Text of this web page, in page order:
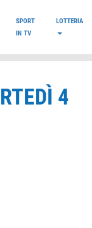
SPORT
IN TV
LOTTERIA
4